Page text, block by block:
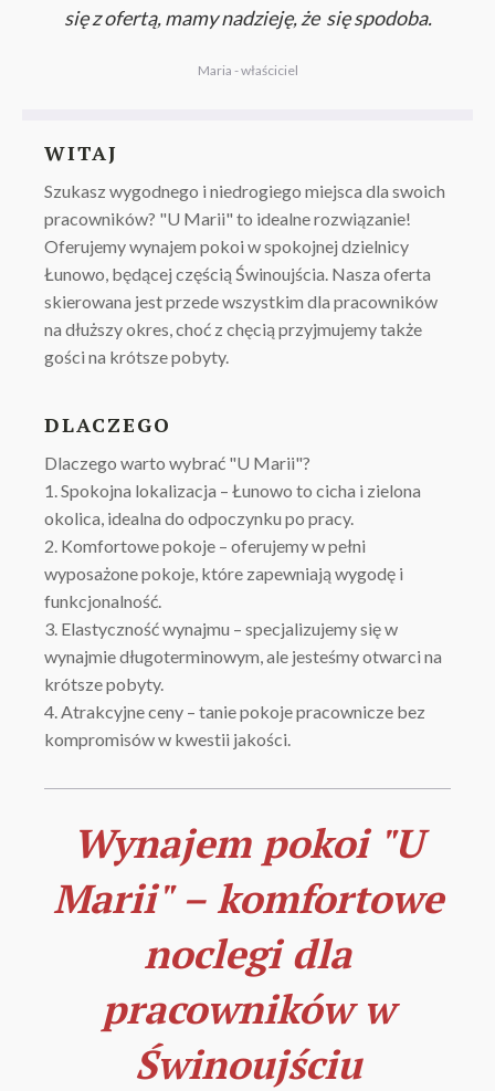
się z ofertą, mamy nadzieję, że się spodoba.
Maria - właściciel
WITAJ
Szukasz wygodnego i niedrogiego miejsca dla swoich
pracowników? "U Marii" to idealne rozwiązanie!
Oferujemy wynajem pokoi w spokojnej dzielnicy
Łunowo, będącej częścią Świnoujścia. Nasza oferta
skierowana jest przede wszystkim dla pracowników
na dłuższy okres, choć z chęcią przyjmujemy także
gości na krótsze pobyty.
DLACZEGO
Dlaczego warto wybrać "U Marii"?
1. Spokojna lokalizacja – Łunowo to cicha i zielona
okolica, idealna do odpoczynku po pracy.
2. Komfortowe pokoje – oferujemy w pełni
wyposażone pokoje, które zapewniają wygodę i
funkcjonalność.
3. Elastyczność wynajmu – specjalizujemy się w
wynajmie długoterminowym, ale jesteśmy otwarci na
krótsze pobyty.
4. Atrakcyjne ceny – tanie pokoje pracownicze bez
kompromisów w kwestii jakości.
Wynajem pokoi "U
Marii" – komfortowe
noclegi dla
pracowników w
Świnoujściu